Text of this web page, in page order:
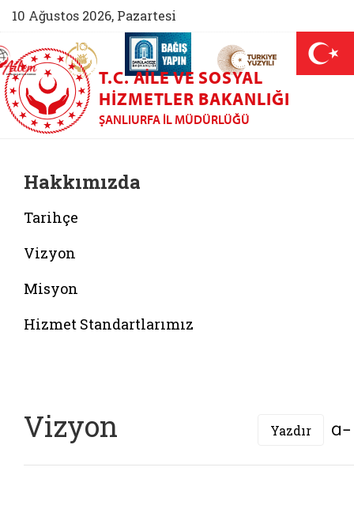
10 Ağustos 2026, Pazartesi
(yeni sekmede açılır)
AİLEM İletişim Merkezi (yeni sekmede açılır)
Aile ve Nüfus On Yılı (yeni sekmede açılır)
Darülaceze bağış sayfası (yeni
T.C. AILE VE SOSYAL
HIZMETLER BAKANLIĞI
ŞANLIURFA İL MÜDÜRLÜĞÜ
Hakkımızda
Tarihçe
Vizyon
Misyon
Hizmet Standartlarımız
Vizyon Yazdır